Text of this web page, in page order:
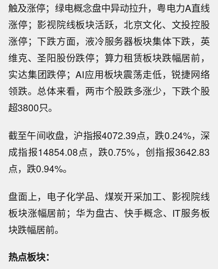
触及涨停； 绿电概念盘中异动拉升，粤电力A直线
涨停；影视院线板块活跃，北京文化、文投控股
涨停；下跌方面，液冷服务器板块集体下跌，英
维克、圣阳股份跌停；算力租赁板块跌幅居前，
实达集团跌停；AI应用板块震荡走低，锐捷网络
领跌。总体来看，两市个股跌多涨少，下跌个股
超3800只。
截至午间收盘，沪指报4072.39点，跌0.24%，深
成指报14854.08点，跌0.75%，创指报3642.83
点，跌0.94%。
盘面上，电子化学品、煤炭开采加工、影视院线
板块涨幅居前；华为盘古、快手概念、IT服务板
块跌幅居前。
热点板块：